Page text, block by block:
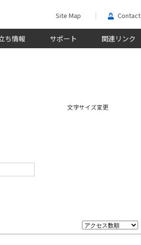
Site Map Contact
ち情報 サポート 関連リンク
文字サイズ変更